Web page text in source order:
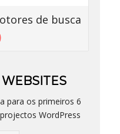
de busca
para os primeiros 6
WordPress